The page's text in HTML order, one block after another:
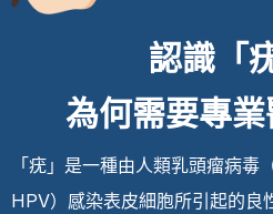
認識「
為何需要專
「疣」是一種由人類乳頭瘤病
HPV）感染表皮細胞所引起的良